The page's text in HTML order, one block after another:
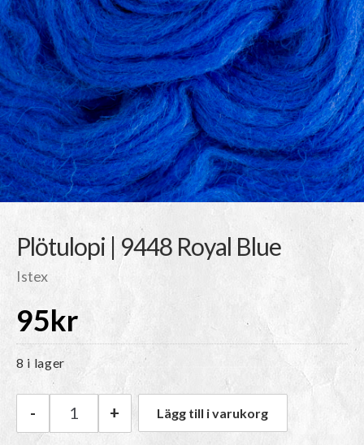
Plötulopi | 9448 Royal Blue
Istex
95kr
8 i lager
Istex Plötulopi | 9448 Royal Blue mängd
- + Lägg till i varukorg